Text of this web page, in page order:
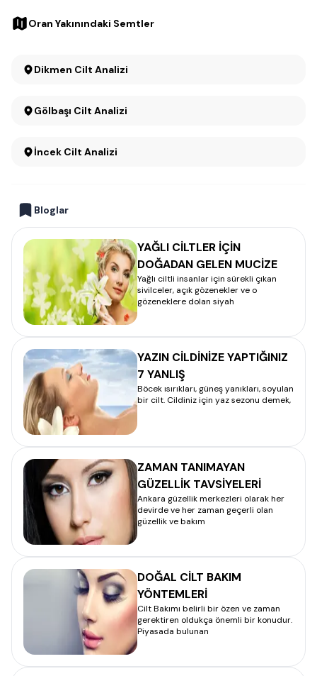
Oran Yakınındaki Semtler
Dikmen Cilt Analizi
Gölbaşı Cilt Analizi
İncek Cilt Analizi
Bloglar
YAĞLI CİLTLER İÇİN
DOĞADAN GELEN MUCİZE
Yağlı ciltli insanlar için sürekli çıkan
sivilceler, açık gözenekler ve o
gözeneklere dolan siyah
YAZIN CİLDİNİZE YAPTIĞINIZ
7 YANLIŞ
Böcek ısırıkları, güneş yanıkları, soyulan
bir cilt. Cildiniz için yaz sezonu demek,
ZAMAN TANIMAYAN
GÜZELLİK TAVSİYELERİ
Ankara güzellik merkezleri olarak her
devirde ve her zaman geçerli olan
güzellik ve bakım
DOĞAL CİLT BAKIM
YÖNTEMLERİ
Cilt Bakımı belirli bir özen ve zaman
gerektiren oldukça önemli bir konudur.
Piyasada bulunan